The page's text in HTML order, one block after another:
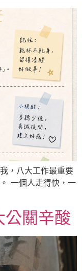
，八大工作最重要
一個人走得快，一
公關辛酸